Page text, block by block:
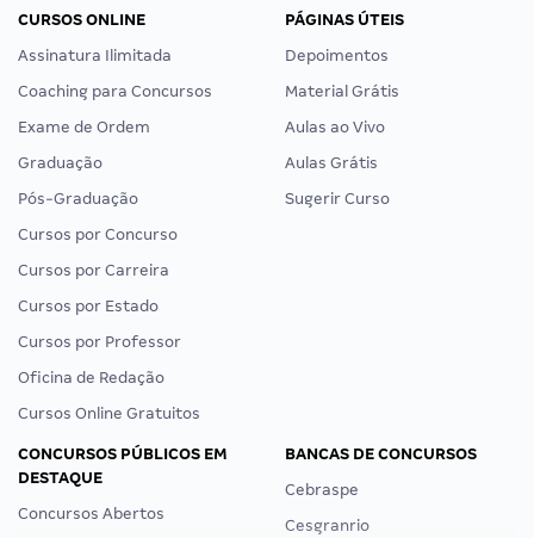
CURSOS ONLINE
Assinatura Ilimitada
Coaching para Concursos
Exame de Ordem
Graduação
Pós-Graduação
Cursos por Concurso
Cursos por Carreira
Cursos por Estado
Cursos por Professor
Oficina de Redação
Cursos Online Gratuitos
PÁGINAS ÚTEIS
Depoimentos
Material Grátis
Aulas ao Vivo
Aulas Grátis
Sugerir Curso
CONCURSOS PÚBLICOS EM
DESTAQUE
Concursos Abertos
BANCAS DE CONCURSOS
Cebraspe
Cesgranrio